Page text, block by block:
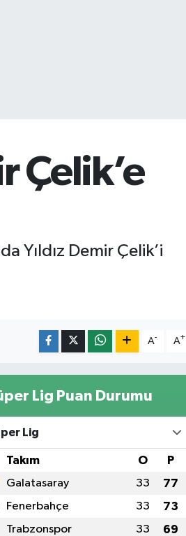
Çelik’e
Yıldız Demir Çelik’i
A- A+
Lig Puan Durumu
Lig
Takım O P
Galatasaray 33 77
Fenerbahçe 33 73
Trabzonspor 33 69